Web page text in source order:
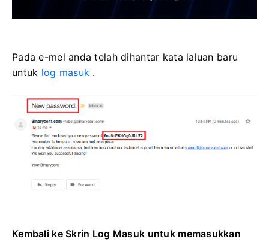
Pada e-mel anda telah dihantar kata laluan baru
untuk log masuk .
Kembali ke Skrin Log Masuk untuk memasukkan